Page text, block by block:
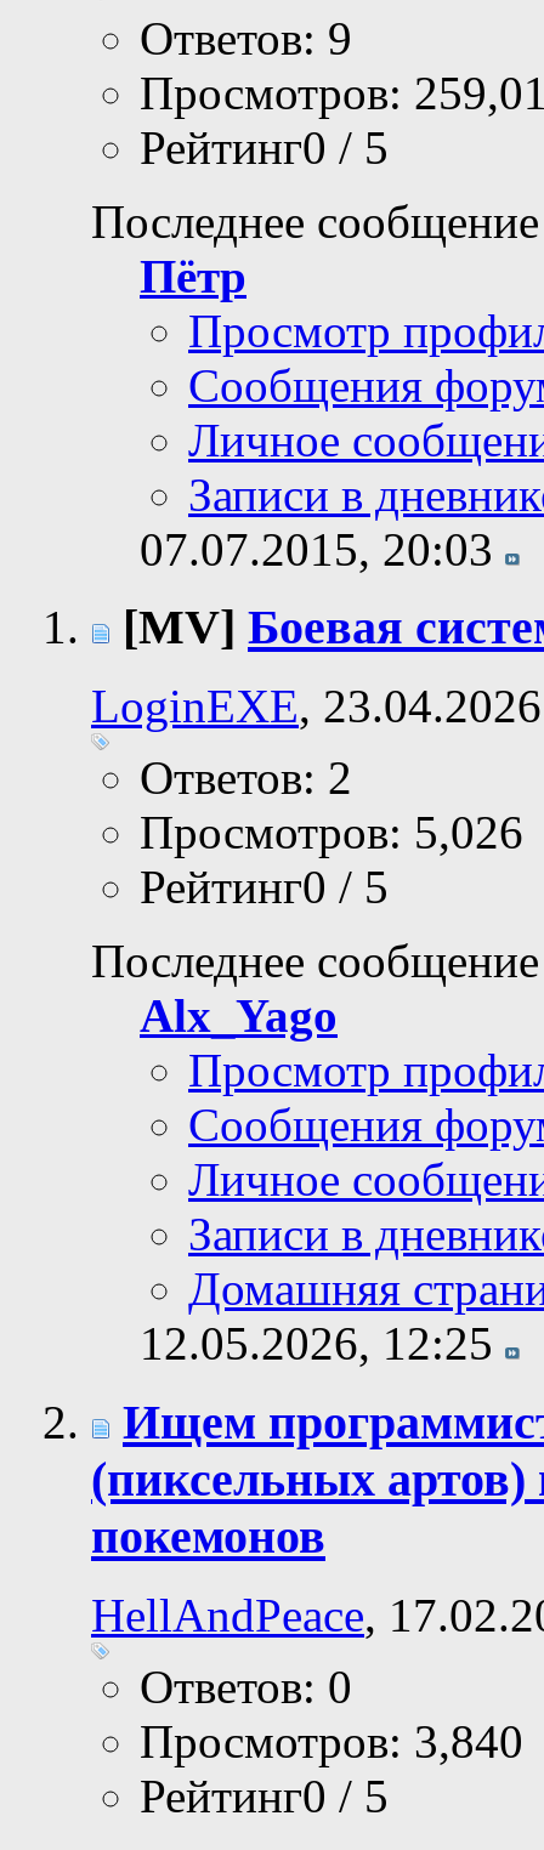
Ответов: 9
Просмотров:
Рейтинг0 / 5
Последнее
Пётр
Просмотр
Сообщения
Личное
Записи в
07.07.2015, 20:03
[MV] Боевая
LoginEXE,
Ответов: 2
Просмотров: 5,026
Рейтинг0 / 5
Последнее
Alx_Yago
Просмотр
Сообщения
Личное
Записи в
Домашняя
12.05.2026, 12:25
Ищем
(пиксельных
покемонов
HellAndPeace,
Ответов: 0
Просмотров: 3,840
Рейтинг0 / 5